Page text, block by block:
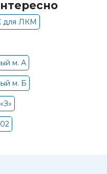
для ЛКМ
м. А
м. Б